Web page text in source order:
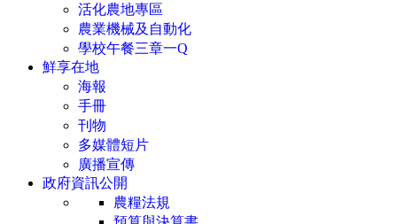
活化農地專區
農業機械及自動化
學校午餐三章一Q
鮮享在地
海報
手冊
刊物
多媒體短片
廣播宣傳
政府資訊公開
農糧法規